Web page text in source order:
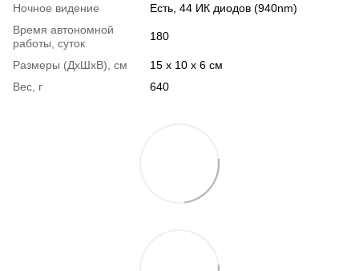
Ночное видение
Есть, 44 ИК диодов (940nm)
Время автономной
работы, суток
180
Размеры (ДхШхВ), см
15 x 10 x 6 см
Вес, г
640